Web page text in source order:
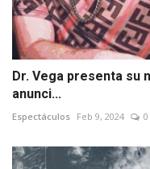
Dr. Vega presenta su
anunci...
Espectáculos Feb 9, 2024 0